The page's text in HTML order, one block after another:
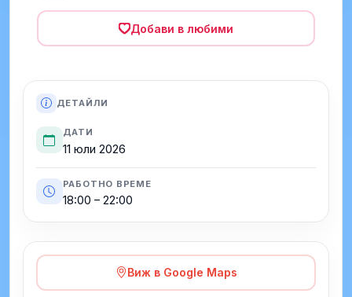
Добави в любими
ДЕТАЙЛИ
ДАТИ
11 юли 2026
РАБОТНО ВРЕМЕ
18:00 – 22:00
Виж в Google Maps